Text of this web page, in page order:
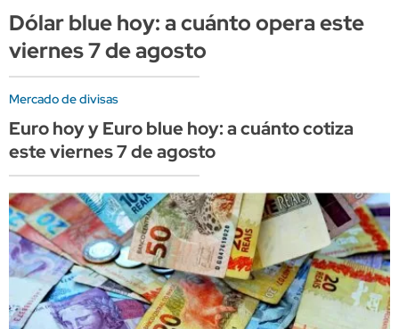
Dólar blue hoy: a cuánto opera este
viernes 7 de agosto
Mercado de divisas
Euro hoy y Euro blue hoy: a cuánto cotiza
este viernes 7 de agosto